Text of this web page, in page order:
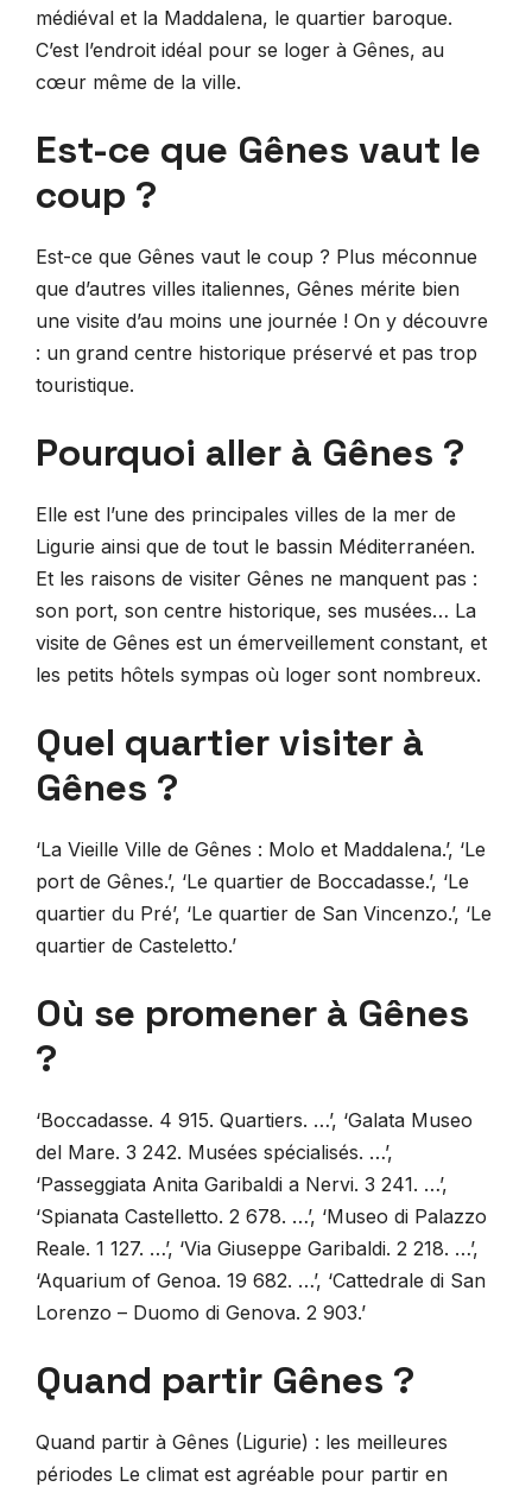
médiéval et la Maddalena, le quartier baroque.
C’est l’endroit idéal pour se loger à Gênes, au
cœur même de la ville.
Est-ce que Gênes vaut le
coup ?
Est-ce que Gênes vaut le coup ? Plus méconnue
que d’autres villes italiennes, Gênes mérite bien
une visite d’au moins une journée ! On y découvre
: un grand centre historique préservé et pas trop
touristique.
Pourquoi aller à Gênes ?
Elle est l’une des principales villes de la mer de
Ligurie ainsi que de tout le bassin Méditerranéen.
Et les raisons de visiter Gênes ne manquent pas :
son port, son centre historique, ses musées… La
visite de Gênes est un émerveillement constant, et
les petits hôtels sympas où loger sont nombreux.
Quel quartier visiter à
Gênes ?
‘La Vieille Ville de Gênes : Molo et Maddalena.’, ‘Le
port de Gênes.’, ‘Le quartier de Boccadasse.’, ‘Le
quartier du Pré’, ‘Le quartier de San Vincenzo.’, ‘Le
quartier de Casteletto.’
Où se promener à Gênes
?
‘Boccadasse. 4 915. Quartiers. …’, ‘Galata Museo
del Mare. 3 242. Musées spécialisés. …’,
‘Passeggiata Anita Garibaldi a Nervi. 3 241. …’,
‘Spianata Castelletto. 2 678. …’, ‘Museo di Palazzo
Reale. 1 127. …’, ‘Via Giuseppe Garibaldi. 2 218. …’,
‘Aquarium of Genoa. 19 682. …’, ‘Cattedrale di San
Lorenzo – Duomo di Genova. 2 903.’
Quand partir Gênes ?
Quand partir à Gênes (Ligurie) : les meilleures
périodes Le climat est agréable pour partir en